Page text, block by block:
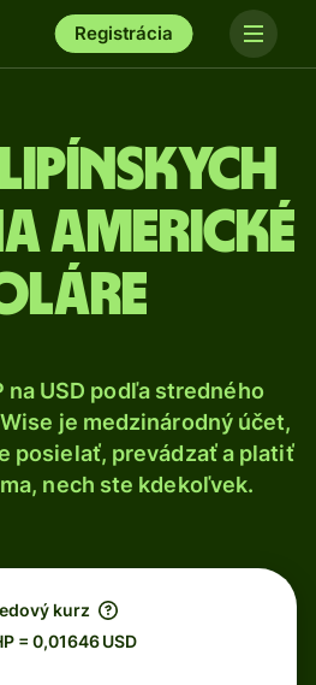
Registrácia
americké
na USD podľa stredného
je medzinárodný účet,
posielať, prevádzať a platiť
nech ste kdekoľvek.
kurz
= 0,01646 USD